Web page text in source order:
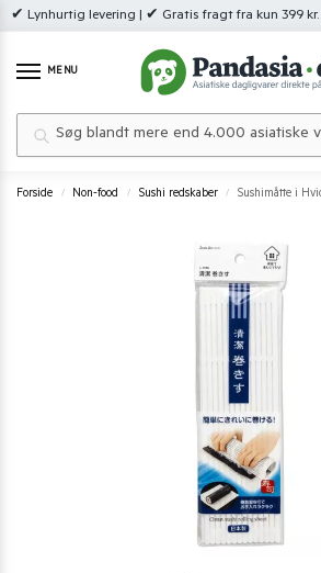
✔ Lynhurtig levering | ✔ Gratis fragt fra kun 399
MENU
Forside / Non-food / Sushi redskaber / Sushimåtte i